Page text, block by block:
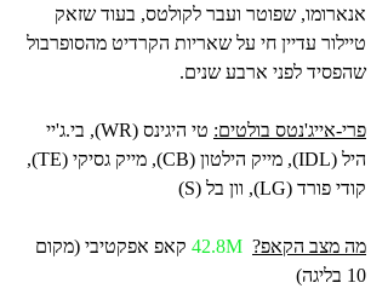
אנארומו, שפוטר ועבר לקולטס, בעוד שזאק
טיילור עדיין חי על שאריות הקרדיט מהסופרבול
שהפסיד לפני ארבע שנים.
פרי-אייג'נטס בולטים:
טי היגינס (WR), בי.ג'יי
היל (IDL), מייק הילטון (CB), מייק גסיקי (TE),
קודי פורד (LG), וון בל (S)
מה מצב הקאפ? 42.8M קאפ אפקטיבי (מקום
10 בליגה)